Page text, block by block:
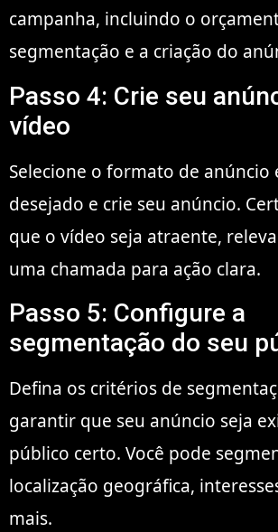
campanha, incluindo o
segmentação e a criação do
Passo 4: Crie seu
vídeo
Selecione o formato de anúncio
desejado e crie seu anúncio.
que o vídeo seja atraente,
uma chamada para ação clara.
Passo 5: Configure a
segmentação do seu
Defina os critérios de
garantir que seu anúncio seja
público certo. Você pode
localização geográfica,
mais.